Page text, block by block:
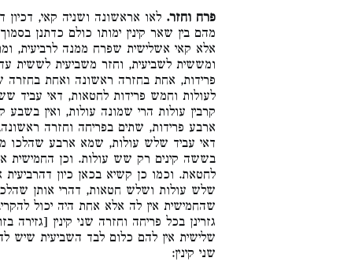
פרח וחזר. לאו אראשונה ושניה קאי,
מהם בין שאר קינין ימותו כולם כדתנן
אלא קאי אשלישית שפרח ממנה לרביעית,
ומששית לשביעית, וחזר משביעית לששית
פרידות, אחת בחזרה ראשונה ואחת בחזרה
לעולות וחמש פרידות לחטאות, דאי עביד
קרבין עולות הרי שמונה עולות, ואין
ארבע פרידות, שתים בפריחה וחזרה
דאי עביד שלש עולות, שמא ארבע שהלכו
בששה קינים רק שש עולות. וכן החמישית
לחטאת. וכמו כן קשיא בכאן כיון דהרביעית
שלש עולות ושלש חטאות, דהרי אותן שהלכו
שהחמישית אין לה אלא אחת היה יכול
גזרינן בכל פריחה וחזרה שני קינין [גזירה
שלישית אין להם כלום לבד השביעית שיש
שני קינין: